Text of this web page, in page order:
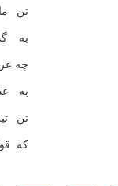
تن
به
چه
به
تن
كه